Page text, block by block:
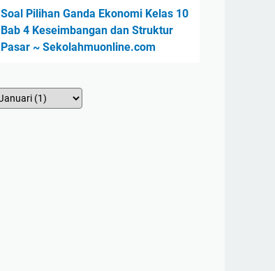
Soal Pilihan Ganda Ekonomi Kelas 10
Bab 4 Keseimbangan dan Struktur
Pasar ~ Sekolahmuonline.com